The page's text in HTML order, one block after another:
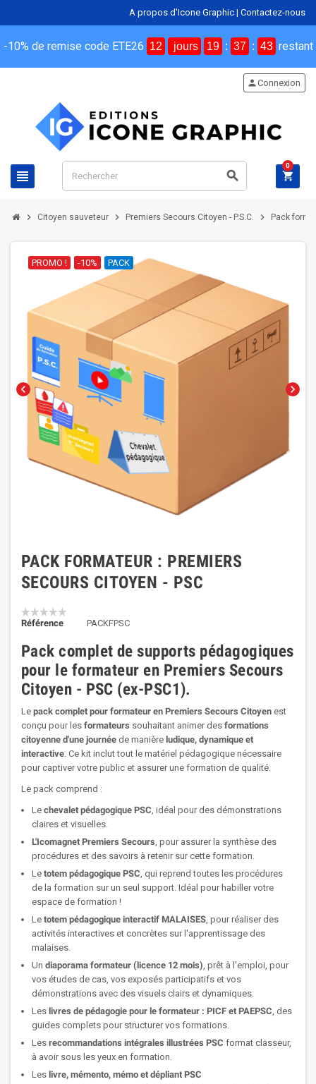
A propos d'Icone Graphic | Contactez-nous
-10% de remise code ETE26 12 jours 19 : 37 : 42 restant
view_headline search
personConnexion
shopping_cart
0
chevron_right Citoyen sauveteur chevron_right Premiers Secours Citoyen - P.S.C. chevron_right Pack
chevron_left chevron_right
PROMO ! -10% PACK
PACK FORMATEUR : PREMIERS
SECOURS CITOYEN - PSC
Référence PACKFPSC
Pack complet de supports pédagogiques
pour le formateur en Premiers Secours
Citoyen - PSC (ex-PSC1).
Le pack complet pour formateur en Premiers Secours Citoyen est
conçu pour les formateurs souhaitant animer des formations
citoyenne d'une journée de manière ludique, dynamique et
interactive. Ce kit inclut tout le matériel pédagogique nécessaire
pour captiver votre public et assurer une formation de qualité.
Le pack comprend :
Le chevalet pédagogique PSC, idéal pour des démonstrations
claires et visuelles.
L'Icomagnet Premiers Secours, pour assurer la synthèse des
procédures et des savoirs à retenir sur cette formation.
Le totem pédagogique PSC, qui reprend toutes les procédures
de la formation sur un seul support. Idéal pour habiller votre
espace de formation !
Le totem pédagogique interactif MALAISES, pour réaliser des
activités interactives et concrètes sur l'apprentissage des
malaises.
Un diaporama formateur (licence 12 mois), prêt à l'emploi, pour
vos études de cas, vos exposés participatifs et vos
démonstrations avec des visuels clairs et dynamiques.
Les livres de pédagogie pour le formateur : PICF et PAEPSC, des
guides complets pour structurer vos formations.
Les recommandations intégrales illustrées PSC format classeur,
à avoir sous les yeux en formation.
Les livre, mémento, mémo et dépliant PSC